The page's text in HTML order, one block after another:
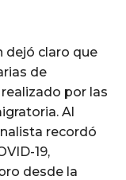
dejó claro que
de
por las
Al
recordó
19,
desde la